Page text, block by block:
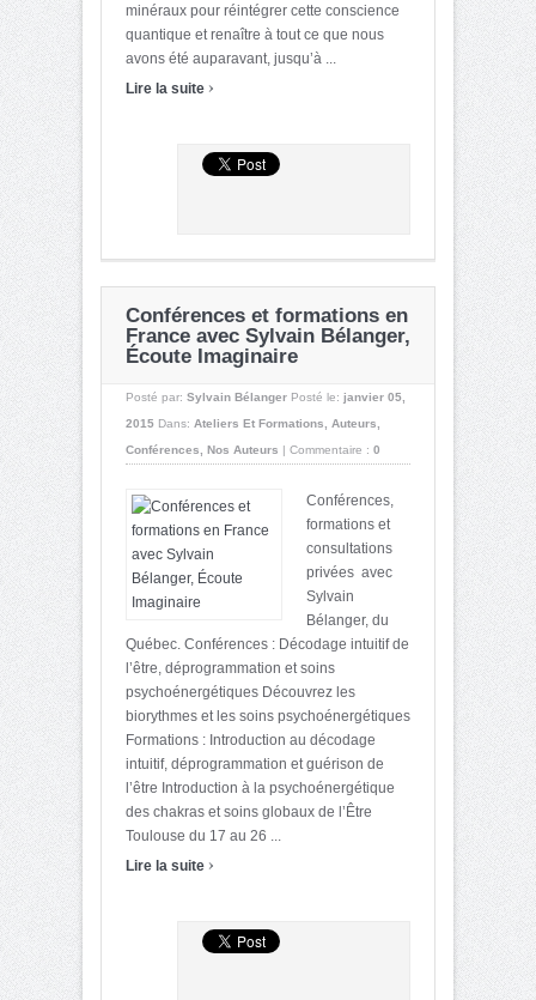
minéraux pour réintégrer cette conscience
quantique et renaître à tout ce que nous
avons été auparavant, jusqu’à ...
Lire la suite ›
Conférences et formations en
France avec Sylvain Bélanger,
Écoute Imaginaire
Posté par: Sylvain Bélanger Posté le: janvier 05,
2015 Dans: Ateliers Et Formations Auteurs
Conférences
Nos Auteurs | Commentaire : 0
Conférences,
formations et
consultations
privées avec
Sylvain
Bélanger, du
Québec. Conférences : Décodage intuitif de
l’être, déprogrammation et soins
psychoénergétiques Découvrez les
biorythmes et les soins psychoénergétiques
Formations : Introduction au décodage
intuitif, déprogrammation et guérison de
l’être Introduction à la psychoénergétique
des chakras et soins globaux de l’Être
Toulouse du 17 au 26 ...
Lire la suite ›